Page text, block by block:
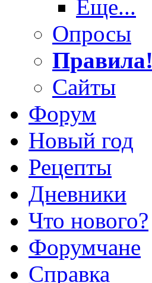
Еще...
Опросы
Правила!
Сайты
Форум
Новый год
Рецепты
Дневники
Что нового?
Форумчане
Справка